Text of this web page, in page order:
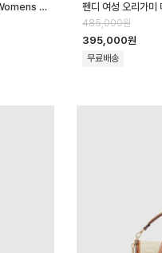
펜디 여성 오리가미 미니 - Fendi Womens Origami Mini - feb170…
485,000원
395,000원
무료배송